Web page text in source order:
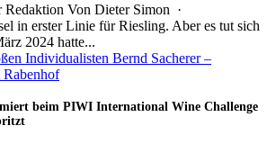
Redaktion Von Dieter Simon ·
in erster Linie für Riesling. Aber es tut sich
2024 hatte...
Individualisten Bernd Sacherer –
beim PIWI International Wine Challenge